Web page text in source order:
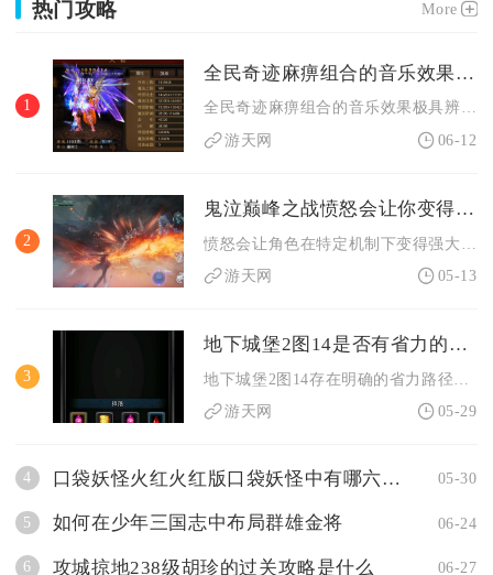
热门攻略 More
1
全民奇迹麻痹组合的音乐效果如何
全民奇迹麻痹组合的音乐效果极具辨识度，与控制触发深度联动，能...
游天网
06-12
2
鬼泣巅峰之战愤怒会让你变得强大吗
游天网
05-13
3
地下城堡2图14是否有省力的路径
游天网
05-29
4 口袋妖怪火红火红版口袋妖怪中有哪六只是最值得练习的 05-30
5 如何在少年三国志中布局群雄金将 06-24
6 攻城掠地238级胡珍的过关攻略是什么 06-27